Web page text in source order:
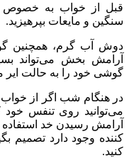
قبل از خواب به خصوص
سنگین و مایعات بپرهیزید.
دوش آب گرم، همچنین
آرامش بخش می‌تواند
گوشی خود را به حالت ایر
در هنگام شب اگر از
می‌توانید روی تنفس خود
آرامش رسیدن خد استفاده
کننده وجود دارد تصمیم
کنید.